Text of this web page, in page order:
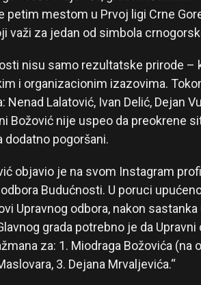
petim mestom u Prvoj ligi Crne
važi za jedan od simbola
nisu samo rezultatske prirode –
i organizacionim izazovima.
Nenad Lalatović, Ivan Delić, Dejan
Božović nije uspeo da preokrene
dodatno pogoršani.
objavio je na svom Instagram
Budućnosti. U poruci
Upravnog odbora, nakon
grada potrebno je da
za: 1. Miodraga Božovića (na
3. Dejana Mrvaljevića.“